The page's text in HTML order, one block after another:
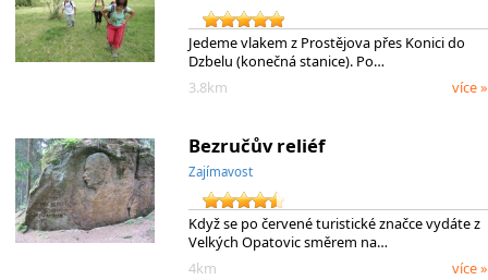
Jedeme vlakem z Prostějova přes Konici do
Dzbelu (konečná stanice). Po…
3.8km
více »
Bezručův reliéf
Zajímavost
Když se po červené turistické značce vydáte z
Velkých Opatovic směrem na…
4km
více »